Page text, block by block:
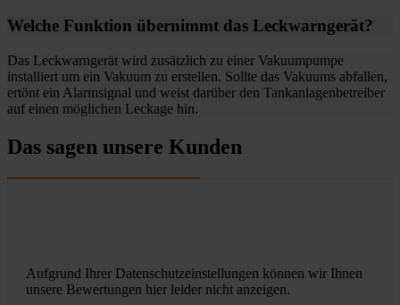
Welche Funktion übernimmt das Leckwarngerät?
Das Leckwarngerät wird zusätzlich zu einer Vakuumpumpe
installiert um ein Vakuum zu erstellen. Sollte das Vakuums abfallen,
ertönt ein Alarmsignal und weist darüber den Tankanlagenbetreiber
auf einen möglichen Leckage hin.
Das sagen unsere Kunden
Aufgrund Ihrer Datenschutzeinstellungen können wir Ihnen
unsere Bewertungen hier leider nicht anzeigen.